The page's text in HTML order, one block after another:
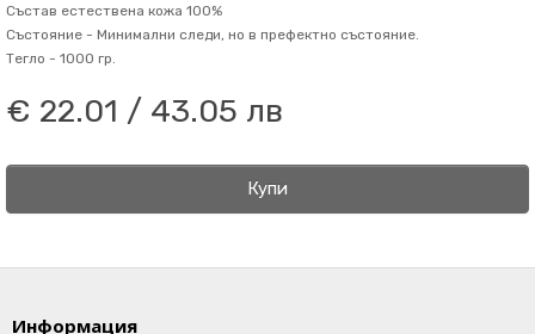
Състав естествена кожа 100%
Състояние - Минимални следи, но в префектно състояние.
Тегло - 1000 гр.
€ 22.01 / 43.05 лв
Купи
Информация